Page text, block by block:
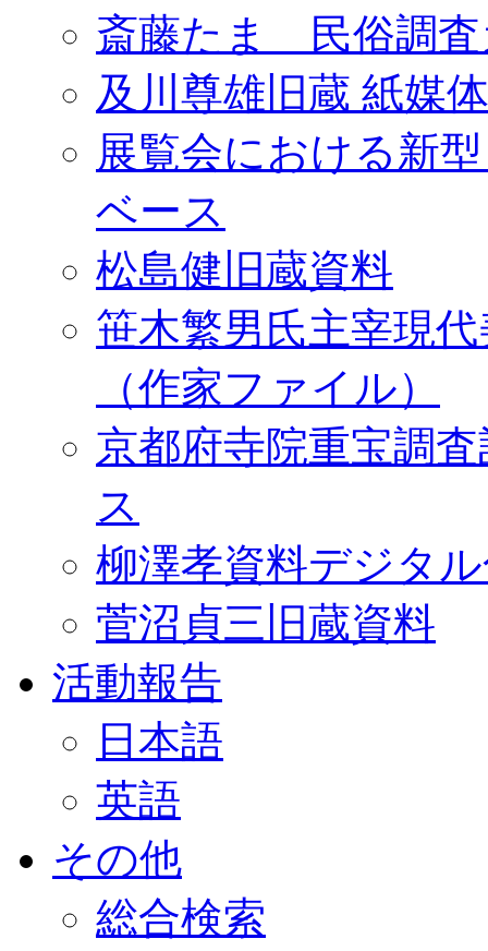
斎藤たま 民俗調査
及川尊雄旧蔵 紙媒
展覧会における新
ベース
松島健旧蔵資料
笹木繁男氏主宰現
（作家ファイル）
京都府寺院重宝調
ス
柳澤孝資料デジタ
菅沼貞三旧蔵資料
活動報告
日本語
英語
その他
総合検索